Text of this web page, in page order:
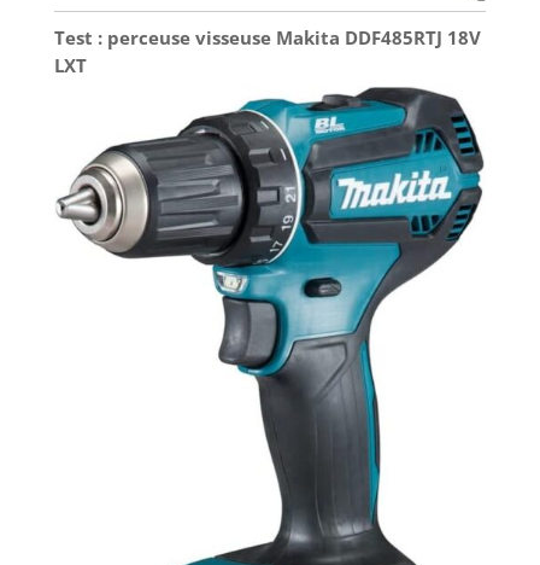
Test : perceuse visseuse Makita DDF485RTJ 18V
LXT